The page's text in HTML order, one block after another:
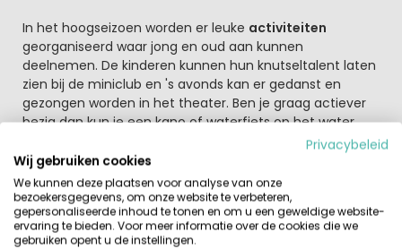
In het hoogseizoen worden er leuke activiteiten
georganiseerd waar jong en oud aan kunnen
deelnemen. De kinderen kunnen hun knutseltalent laten
zien bij de miniclub en 's avonds kan er gedanst en
gezongen worden in het theater. Ben je graag actiever
bezig dan kun je een kano of waterfiets op het water
gooien maar ook een potje voetballen met nieuwe
vrienden is een van de mogelijkheden. En dan wordt het
avond en heb je trek in een heerlijk pizza of een van
typische gerechten uit deze regio. Hetrestaurant
camping verwelkomt haar gasten van harte en weet
wat verwennen is.
Privacybeleid
Wij gebruiken cookies
We kunnen deze plaatsen voor analyse van onze
bezoekersgegevens, om onze website te verbeteren,
gepersonaliseerde inhoud te tonen en om u een geweldige website-
ervaring te bieden. Voor meer informatie over de cookies die we
gebruiken opent u de instellingen.